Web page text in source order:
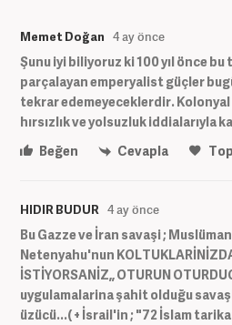
Memet Doğan 4 ay önce
Şunu iyi biliyoruz ki 100 yıl önce
parçalayan emperyalist güçler
tekrar edemeyeceklerdir.
hırsızlık ve yolsuzluk iddialarıyla
Beğen
Cevapla
HIDIR BUDUR 4 ay önce
Bu Gazze ve İran savaşi ;
Netenyahu'nun
İSTİYORSANİZ,, OTURUN
uygulamalarina şahit olduğu
üzücü...( + İsrail'in ; "72 İslam